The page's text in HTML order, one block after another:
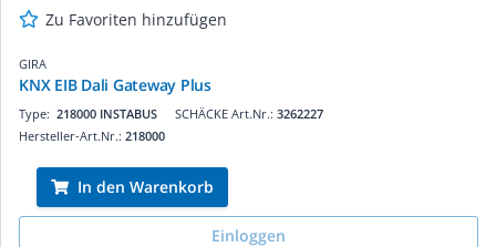
Zu Favoriten hinzufügen
GIRA
KNX EIB Dali Gateway Plus
SCHÄCKE Art.Nr.: 3262227
Type: 218000 INSTABUS
Hersteller-Art.Nr.: 218000
In den Warenkorb
Einloggen